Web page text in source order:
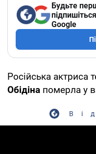
Будьте
Google
Російська актриса
Обідіна померла у